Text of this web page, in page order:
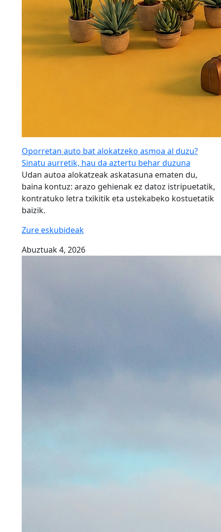
Oporretan auto bat alokatzeko asmoa al duzu?
Sinatu aurretik, hau da aztertu behar duzuna
Udan autoa alokatzeak askatasuna ematen du,
baina kontuz: arazo gehienak ez datoz istripuetatik,
kontratuko letra txikitik eta ustekabeko kostuetatik
baizik.
Zure eskubideak
Abuztuak 4, 2026